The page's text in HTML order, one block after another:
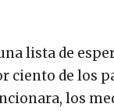
lista de
ciento de los
los